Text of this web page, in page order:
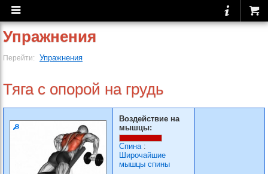
Упражнения
Перейти: Упражнения
Тяга с опорой на грудь
Воздействие на
мышцы:
Спина:
Широчайшие
мышцы спины